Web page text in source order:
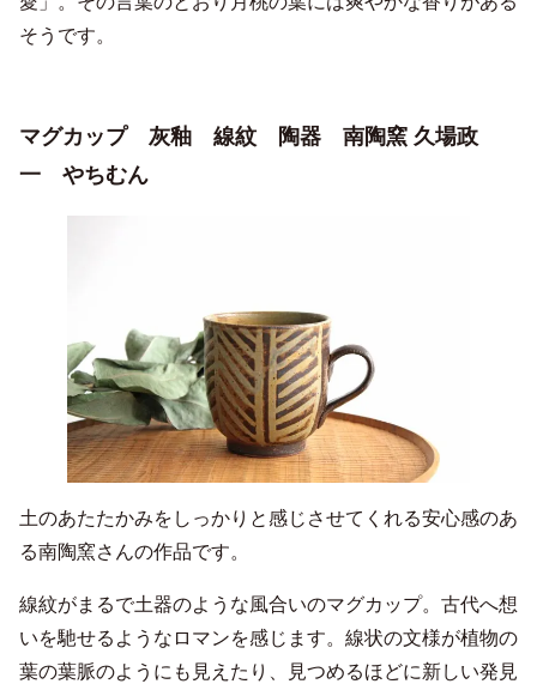
そうです。
マグカップ 灰釉 線紋 陶器 南陶窯 久場政
一 やちむん
土のあたたかみをしっかりと感じさせてくれる安心感のあ
る南陶窯さんの作品です。
線紋がまるで土器のような風合いのマグカップ。古代へ想
いを馳せるようなロマンを感じます。線状の文様が植物の
葉の葉脈のようにも見えたり、見つめるほどに新しい発見